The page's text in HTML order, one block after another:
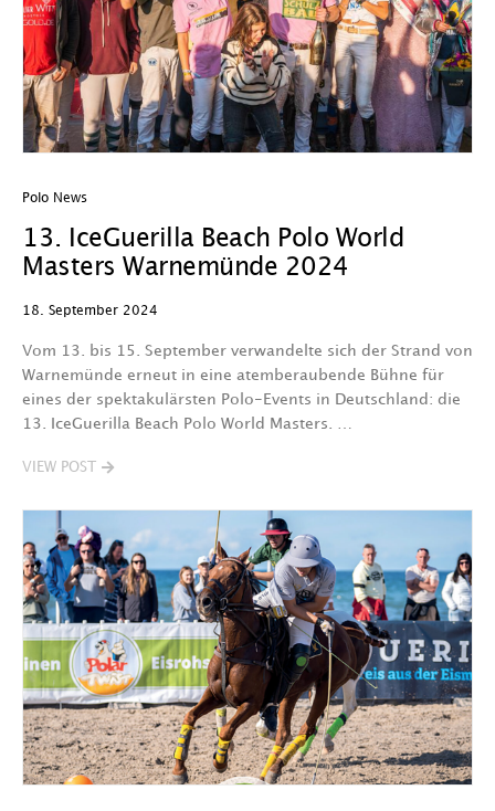
Polo News
13. IceGuerilla Beach Polo World
Masters Warnemünde 2024
18. September 2024
Vom 13. bis 15. September verwandelte sich der Strand von
Warnemünde erneut in eine atemberaubende Bühne für
eines der spektakulärsten Polo-Events in Deutschland: die
13. IceGuerilla Beach Polo World Masters. …
VIEW POST